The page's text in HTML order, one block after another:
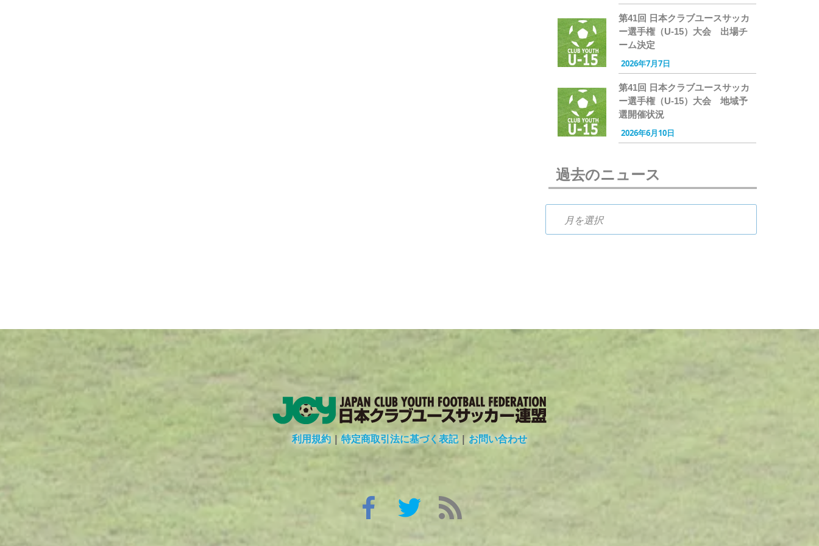
第41回 日本クラブユースサッカ
ー選手権（U-15）大会 出場チ
ーム決定
2026年7月7日
第41回 日本クラブユースサッカ
ー選手権（U-15）大会 地域予
選開催状況
2026年6月10日
過去のニュース
利用規約 | 特定商取引法に基づく表記|お問い合わせ